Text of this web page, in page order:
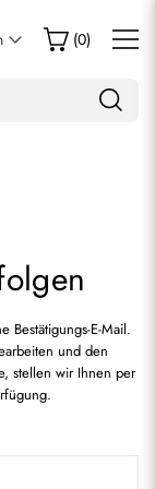
(0)
Bestätigungs-E-Mail.
und den
stellen wir Ihnen per